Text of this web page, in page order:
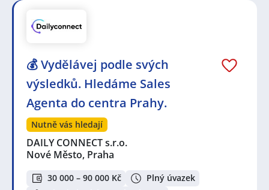
💰 Vydělávej podle svých
výsledků. Hledáme Sales
Agenta do centra Prahy.
Nutně vás hledají
DAILY CONNECT s.r.o.
Nové Město, Praha
30 000 – 90 000 Kč
Plný úvazek